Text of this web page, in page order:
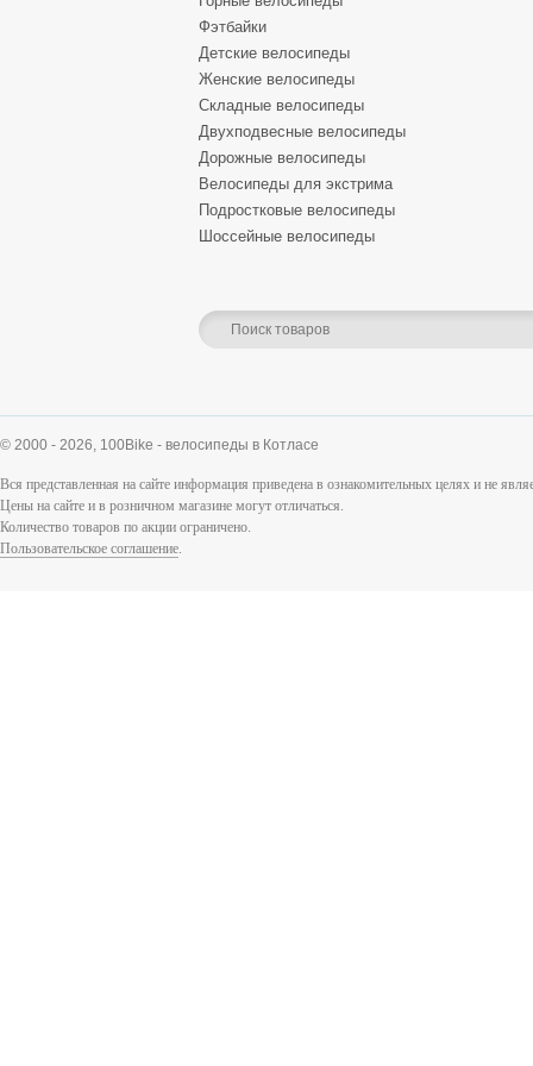
Фэтбайки
Детские велосипеды
Женские велосипеды
Складные велосипеды
Двухподвесные велосипеды
Дорожные велосипеды
Велосипеды для экстрима
Подростковые велосипеды
Шоссейные велосипеды
© 2000 - 2026, 100Bike - велосипеды в Котласе
Вся представленная на сайте информация приведена в ознакомительных целях и не
Цены на сайте и в розничном магазине могут отличаться.
Количество товаров по акции ограничено.
Пользовательское соглашение.